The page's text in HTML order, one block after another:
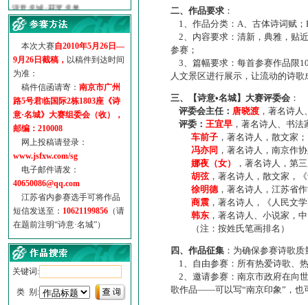
·【诗意·名城】地铁展示作...
诗意名城·地铁时间
·地铁完美呈现【诗意·名城...
参赛作品多达5000多首
“诗意·名城”晒诗会
特别通知--致广大诗词爱好...
本次大赛自2010年5月26日—
9月26日截稿， 以稿件到达时间
为准：
稿件信函请寄： 南京市广州
路5号君临国际2栋1803座《诗
意·名城》大赛组委会（收），
邮编：210008
网上投稿请登录：
www.jsfxw.com/sg
电子邮件请发：
40650086@qq.com
江苏省内参赛选手可将作品
短信发送至： 10621199856 （请
在题前注明“诗意·名城”）
关键词:
类 别:
二、作品要求 ：
1、作品分类：A、古体诗词赋；
2、内容要求：清新，典雅，贴
参赛；
3、篇幅要求：每首参赛作品限
人文景区进行展示，让流动的诗
三、【诗意•名城】大赛评委会 ：
评委会主任： 唐晓渡 ，著名诗
评委： 王宜早 ，著名诗人、书
车前子 ，著名诗人，散文家；
冯亦同 ，著名诗人，南京作
娜夜（女）
，著名诗人，第
胡弦，著名诗人，散文家，
徐明德，著名诗人，江苏省
商震 ，著名诗人，《人民文
韩东 ，著名诗人、小说家，
（注：按姓氏笔画排名）
四、作品征集 ：为确保参赛诗歌
1、自由参赛：所有热爱诗歌、
2、邀请参赛：南京市政府在向
歌作品——可以写“南京印象”，也